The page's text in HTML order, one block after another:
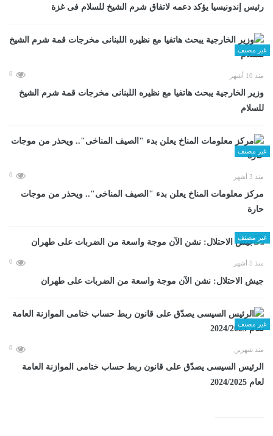
رئيس إندونيسيا يؤكد دعمه لاتفاق شرم الشيخ للسلام فى غزة
غير مصنف
منذ 10 أشهر 0
وزير الخارجية يبحث هاتفيا مع نظيره اللبنانى مخرجات قمة شرم الشيخ
للسلام
غير مصنف
منذ 3 أشهر 0
مركز معلومات المناخ يعلن بدء "الصيف المناخى".. ويحذر من موجات
حارة
غير مصنف
منذ 5 أشهر 0
جيش الاحتلال: نشن الآن موجة واسعة من الضربات على طهران
غير مصنف
منذ شهرين 0
الرئيس السيسى يصدّق على قانون ربط حساب ختامى الموازنة العامة
لعام 2024/2025